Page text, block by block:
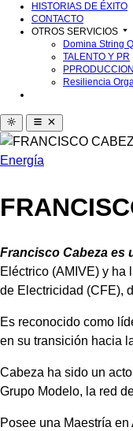
HISTORIAS DE ÉXITO
CONTACTO
OTROS SERVICIOS
Domina String
TALENTO Y PR
Resiliencia
Energía
Francisco Cabeza es
Eléctrico (AMIVE) y ha
de Electricidad (CFE),
Es reconocido como
en su transición hacia
Cabeza ha sido un
Grupo Modelo, la red
Posee una Maestría